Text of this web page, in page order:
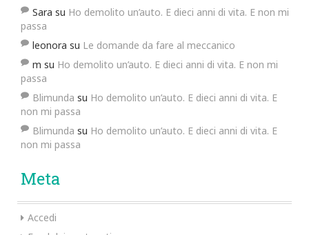
Sara su Ho demolito un’auto. E dieci anni di vita. E non mi
passa
leonora su Le domande da fare al meccanico
m su Ho demolito un’auto. E dieci anni di vita. E non mi
passa
Blimunda su Ho demolito un’auto. E dieci anni di vita. E
non mi passa
Blimunda su Ho demolito un’auto. E dieci anni di vita. E
non mi passa
Meta
Accedi